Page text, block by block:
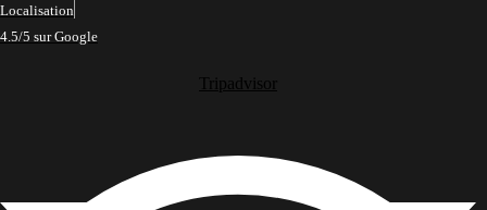
Localisation
4.5/5 sur Google
Tripadvisor